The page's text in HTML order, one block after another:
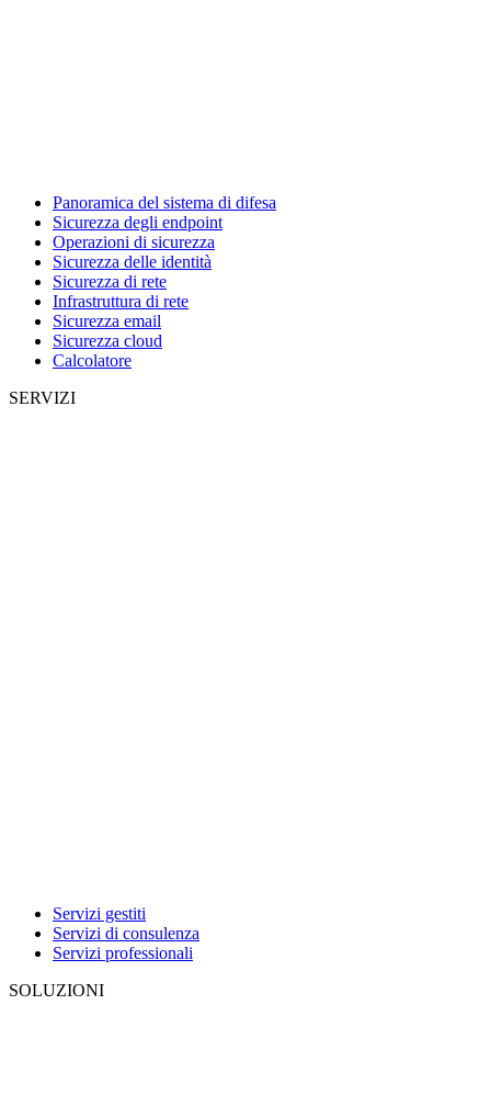
Panoramica del sistema di difesa
Sicurezza degli endpoint
Operazioni di sicurezza
Sicurezza delle identità
Sicurezza di rete
Infrastruttura di rete
Sicurezza email
Sicurezza cloud
Calcolatore
SERVIZI
Servizi gestiti
Servizi di consulenza
Servizi professionali
SOLUZIONI